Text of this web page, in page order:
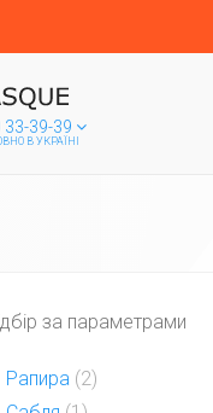
33-39-39
В УКРАЇНІ
за параметрами
Рапира (2)